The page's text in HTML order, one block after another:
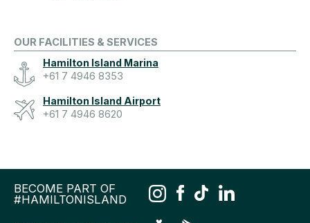
OUR FACILITIES & SERVICES
Hamilton Island Marina
+61 7 4946 8353
Hamilton Island Airport
+61 7 4946 8620
BECOME PART OF
#HAMILTONISLAND